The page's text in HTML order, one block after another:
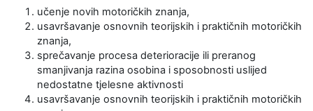
učenje novih motoričkih znanja,
usavršavanje osnovnih teorijskih i praktičnih motoričkih
znanja,
sprečavanje procesa deterioracije ili preranog
smanjivanja razina osobina i sposobnosti uslijed
nedostatne tjelesne aktivnosti
usavršavanje osnovnih teorijskih i praktičnih motoričkih